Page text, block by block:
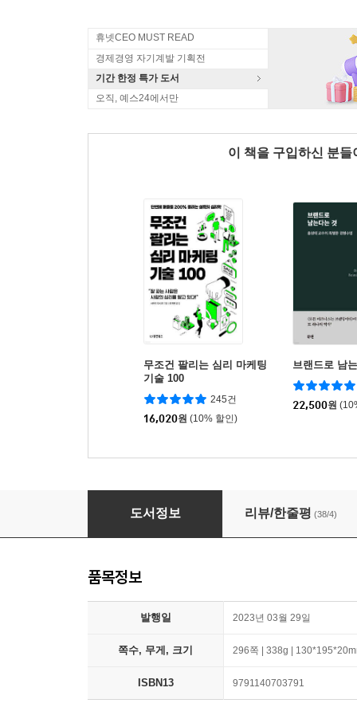
휴넷CEO MUST READ
경제경영 자기계발 기획전
기간 한정 특가 도서
오직, 예스24에서만
이 책을 구입하신 분
무조건 팔리는 심리 마케팅
기술 100
245건
16,020원 (10% 할인)
브랜드로 남
22,500원
기획자의 습관
도서정보 리뷰/한줄평 (38/4)
품목정보
발행일 2023년 03월 29일
쪽수, 무게, 크기 296쪽 | 338g |
ISBN13 9791140703791